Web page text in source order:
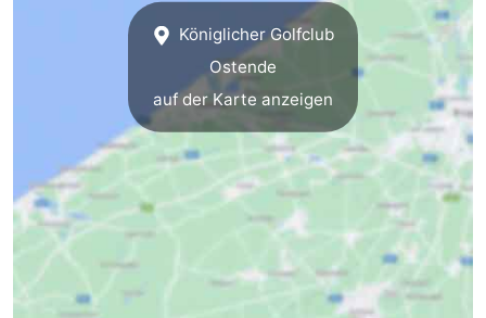
Brügge
-
Gent
-
Ypern
Die
Königlicher Golfclub
Ostende
auf der Karte anzeigen